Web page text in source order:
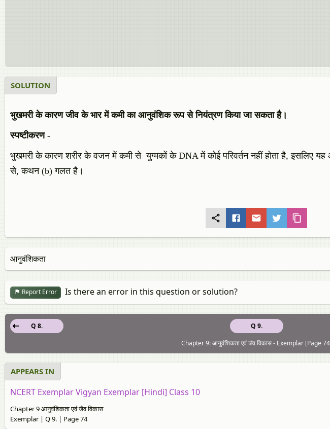
SOLUTION
भुखमरी के कारण जीव के भार में कमी का आनुवंशिक रूप से नियंत्रण किया जा सकता है।
स्पष्टीकरण -
भुखमरी के कारण शरीर के वजन में कमी से युग्मकों के DNA में कोई परिवर्तन नहीं होता है, इसलिए
से, कथन (b) गलत है।
आनुवंशिकता
Report Error Is there an error in this question or solution?
Q 9.
Q 8.
Chapter 9: आनुवंशिकता एवं जैव विकास - Exemplar [Page
APPEARS IN
NCERT Exemplar Vigyan Exemplar [Hindi] Class 10
Chapter 9 आनुवंशिकता एवं जैव विकास
Exemplar | Q 9. | Page 74